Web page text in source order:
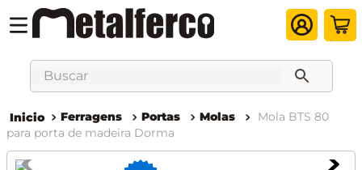
Buscar
Ferragens Portas Molas
Mola BTS 80
para porta de madeira Dorma